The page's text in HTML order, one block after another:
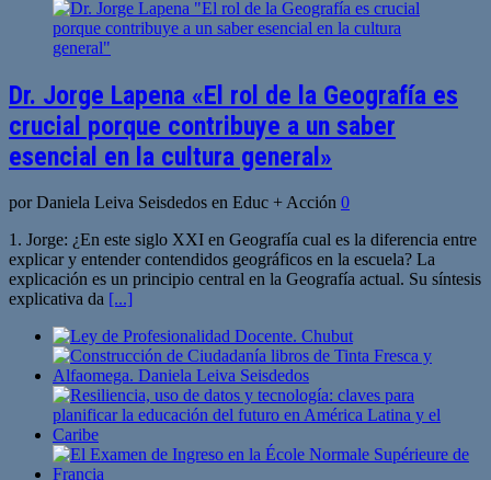
Dr. Jorge Lapena «El rol de la Geografía es
crucial porque contribuye a un saber
esencial en la cultura general»
por Daniela Leiva Seisdedos en Educ + Acción 0
1. Jorge: ¿En este siglo XXI en Geografía cual es la diferencia entre
explicar y entender contendidos geográficos en la escuela? La
explicación es un principio central en la Geografía actual. Su síntesis
explicativa da [...]